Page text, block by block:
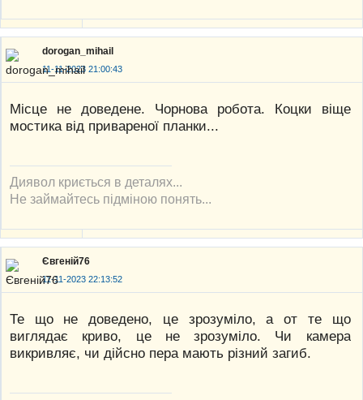
dorogan_mihail
11-11-2023 21:00:43
Місце не доведене. Чорнова робота. Коцки віще
мостика від привареної планки...
Диявол криється в деталях...
Не займайтесь підміною понять...
Євгеній76
11-11-2023 22:13:52
Те що не доведено, це зрозуміло, а от те що
виглядає криво, це не зрозуміло. Чи камера
викривляє, чи дійсно пера мають різний загиб.